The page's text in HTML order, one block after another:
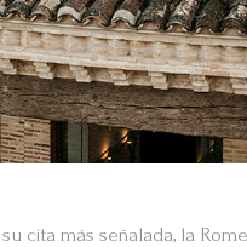
cita más señalada, la